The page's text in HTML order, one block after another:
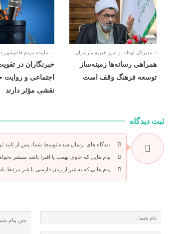
مدیرکل اوقات و امور خیریه مازندران:
همراهی رسانه‌ها زمینه‌ساز
توسعه فرهنگ وقف است
نماینده مردم قائم‌شهر
خبرنگاران در
اجتماعی و روایت
نقشی مؤثر دارند
ثبت دیدگاه
دیدگاه های ارسال شده توسط شما، پس از تایید
پیام هایی که حاوی تهمت یا افترا باشد منتشر
پیام هایی که به غیر از زبان فارسی یا غیر مرتبط